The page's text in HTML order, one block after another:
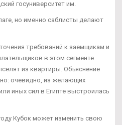
госуниверситет им.
но именно саблисты делают
требований к заемщикам и
в этом сегменте
из квартиры. Объяснение
очевидно, из желающих
иных сил в Египте выстроилась
Кубок может изменить свою